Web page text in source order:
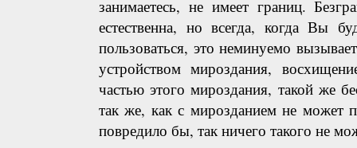
занимаетесь, не имеет границ.
естественна, но всегда, когда Вы
пользоваться, это неминуемо
устройством мироздания,
частью этого мироздания, такой же
так же, как с мирозданием не может
повредило бы, так ничего такого не